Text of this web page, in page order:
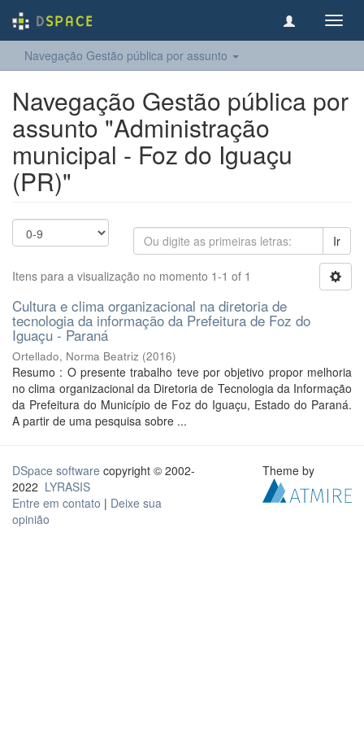
Navegação Gestão pública por assunto
Navegação Gestão pública por
assunto "Administração
municipal - Foz do Iguaçu
(PR)"
Ir
Itens para a visualização no momento 1-1 of 1
Cultura e clima organizacional na diretoria de
tecnologia da informação da Prefeitura de Foz do
Iguaçu - Paraná
Ortellado, Norma Beatriz (2016)
Resumo : O presente trabalho teve por objetivo propor melhoria
no clima organizacional da Diretoria de Tecnologia da Informação
da Prefeitura do Município de Foz do Iguaçu, Estado do Paraná.
A partir de uma pesquisa sobre ...
DSpace software copyright © 2002-
2022 LYRASIS
Entre em contato | Deixe sua
opinião
Theme by